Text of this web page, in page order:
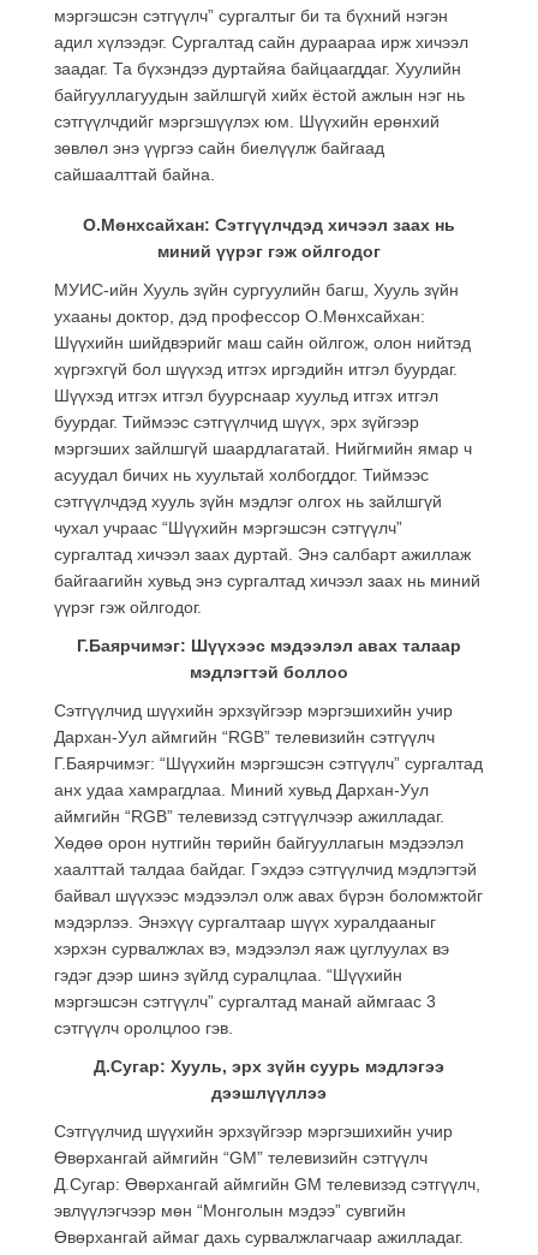
мэргэшсэн сэтгүүлч” сургалтыг би та бүхний нэгэн
адил хүлээдэг. Сургалтад сайн дураараа ирж хичээл
заадаг. Та бүхэндээ дуртайяа байцаагддаг. Хуулийн
байгууллагуудын зайлшгүй хийх ёстой ажлын нэг нь
сэтгүүлчдийг мэргэшүүлэх юм. Шүүхийн ерөнхий
зөвлөл энэ үүргээ сайн биелүүлж байгаад
сайшаалттай байна.
О.Мөнхсайхан: Сэтгүүлчдэд хичээл заах нь
миний үүрэг гэж ойлгодог
МУИС-ийн Хууль зүйн сургуулийн багш, Хууль зүйн
ухааны доктор, дэд профессор О.Мөнхсайхан:
Шүүхийн шийдвэрийг маш сайн ойлгож, олон нийтэд
хүргэхгүй бол шүүхэд итгэх иргэдийн итгэл буурдаг.
Шүүхэд итгэх итгэл буурснаар хуульд итгэх итгэл
буурдаг. Тиймээс сэтгүүлчид шүүх, эрх зүйгээр
мэргэших зайлшгүй шаардлагатай. Нийгмийн ямар ч
асуудал бичих нь хуультай холбогддог. Тиймээс
сэтгүүлчдэд хууль зүйн мэдлэг олгох нь зайлшгүй
чухал учраас “Шүүхийн мэргэшсэн сэтгүүлч”
сургалтад хичээл заах дуртай. Энэ салбарт ажиллаж
байгаагийн хувьд энэ сургалтад хичээл заах нь миний
үүрэг гэж ойлгодог.
Г.Баярчимэг: Шүүхээс мэдээлэл авах талаар
мэдлэгтэй боллоо
Сэтгүүлчид шүүхийн эрхзүйгээр мэргэшихийн учир
Дархан-Уул аймгийн “RGB” телевизийн сэтгүүлч
Г.Баярчимэг: “Шүүхийн мэргэшсэн сэтгүүлч” сургалтад
анх удаа хамрагдлаа. Миний хувьд Дархан-Уул
аймгийн “RGB” телевизэд сэтгүүлчээр ажилладаг.
Хөдөө орон нутгийн төрийн байгууллагын мэдээлэл
хаалттай талдаа байдаг. Гэхдээ сэтгүүлчид мэдлэгтэй
байвал шүүхээс мэдээлэл олж авах бүрэн боломжтойг
мэдэрлээ. Энэхүү сургалтаар шүүх хуралдааныг
хэрхэн сурвалжлах вэ, мэдээлэл яаж цуглуулах вэ
гэдэг дээр шинэ зүйлд суралцлаа. “Шүүхийн
мэргэшсэн сэтгүүлч” сургалтад манай аймгаас 3
сэтгүүлч оролцлоо гэв.
Д.Сугар: Хууль, эрх зүйн суурь мэдлэгээ
дээшлүүллээ
Сэтгүүлчид шүүхийн эрхзүйгээр мэргэшихийн учир
Өвөрхангай аймгийн “GM” телевизийн сэтгүүлч
Д.Сугар: Өвөрхангай аймгийн GM телевизэд сэтгүүлч,
эвлүүлэгчээр мөн “Монголын мэдээ” сувгийн
Өвөрхангай аймаг дахь сурвалжлагчаар ажилладаг.